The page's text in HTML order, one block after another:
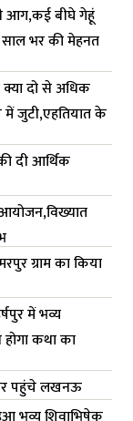
आग,कई बीघे गेहूं
भर की मेहनत
क्या दो से अधिक
जुटी,एहतियात के
दी आर्थिक
आयोजन,विख्यात
ग्राम का किया
में भव्य
कथा का
पहुंचे लखनऊ